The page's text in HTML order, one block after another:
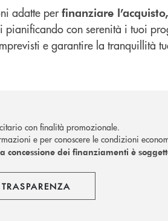
adatte perfinanziare
pianificando con serenità i tuoi
e garantire la tranquillità
con finalità promozionale.
e per conoscere le condizioni
concessione dei finanziamenti è